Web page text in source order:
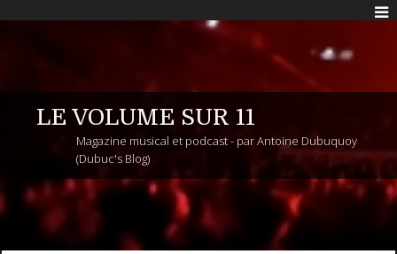
LE VOLUME SUR 11
Magazine musical et podcast - par Antoine Dubuquoy
(Dubuc's Blog)